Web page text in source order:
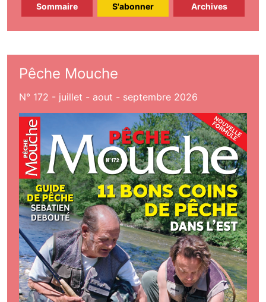
Sommaire S'abonner Archives
Pêche Mouche
N° 172 - juillet - aout - septembre 2026